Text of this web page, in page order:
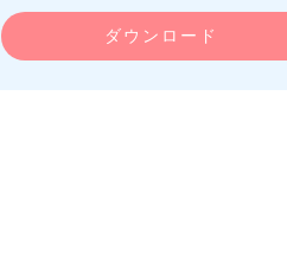
ダウンロード